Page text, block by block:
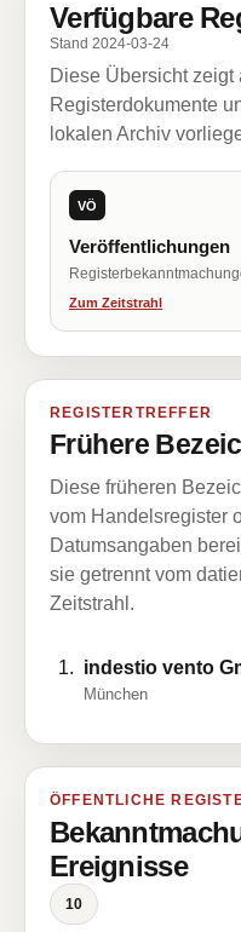
Verfügbare
Stand 2024-03-24
Diese Übersicht
Registerdokumente
lokalen Archiv
VÖ
Veröffentlichungen
Zum Zeitstrahl
REGISTERTREFFER
Frühere
Diese früheren
vom Handelsregister
Datumsangaben
sie getrennt vom
Zeitstrahl.
indestio vento
München
ÖFFENTLICHE
Ereignisse
10